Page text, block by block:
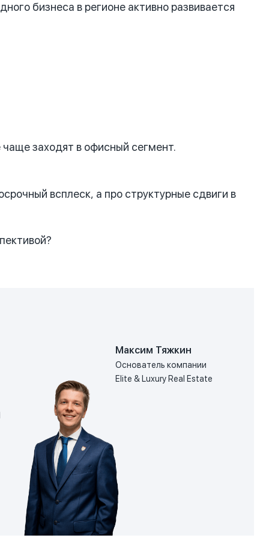
бизнеса в регионе активно развивается
заходят в офисный сегмент.
всплеск, а про структурные сдвиги в
Максим Тяжкин
Основатель компании
Elite & Luxury Real Estate